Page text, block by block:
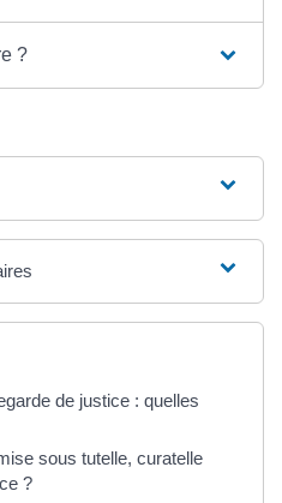
?
de justice : quelles
sous tutelle, curatelle
?